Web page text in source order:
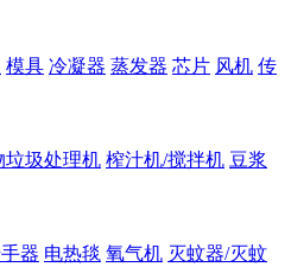
模具 冷凝器 蒸发器 芯片 风机 传
垃圾处理机 榨汁机/搅拌机 豆浆
器 电热毯 氧气机 灭蚊器/灭蚊